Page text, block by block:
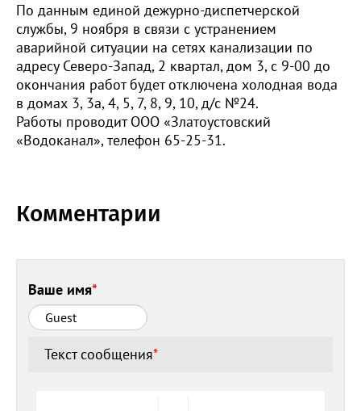
По данным единой дежурно-диспетчерской
службы, 9 ноября в связи с устранением
аварийной ситуации на сетях канализации по
адресу Северо-Запад, 2 квартал, дом 3, с 9-00 до
окончания работ будет отключена холодная вода
в домах 3, 3а, 4, 5, 7, 8, 9, 10, д/с №24.
Работы проводит ООО «Златоустовский
«Водоканал», телефон 65-25-31.
Комментарии
Ваше имя*
Текст сообщения*